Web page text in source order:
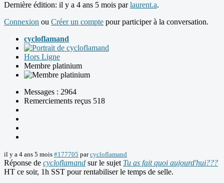
Dernière édition: il y a 4 ans 5 mois parlaurent.a.
Connexion ou Créer un compte pour participer à la conversation.
cycloflamand
Hors Ligne
Membre platinium
Messages : 2964
Remerciements reçus 518
il y a 4 ans 5 mois #177705 parcycloflamand
Réponse de cycloflamand sur le sujet Tu as fait quoi aujourd'hui???
HT ce soir, 1h SST pour rentabiliser le temps de selle.